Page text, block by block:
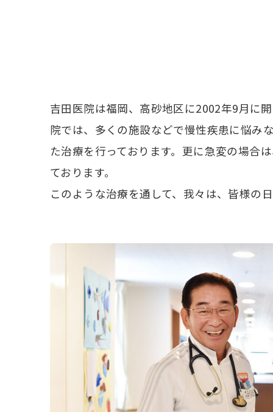
吉田医院は福岡、高砂地区に2002年9月に
院では、多くの施設などで慢性疾患に悩み
た治療を行っております。更に急変の場合
ております。
このような治療を通して、我々は、皆様の